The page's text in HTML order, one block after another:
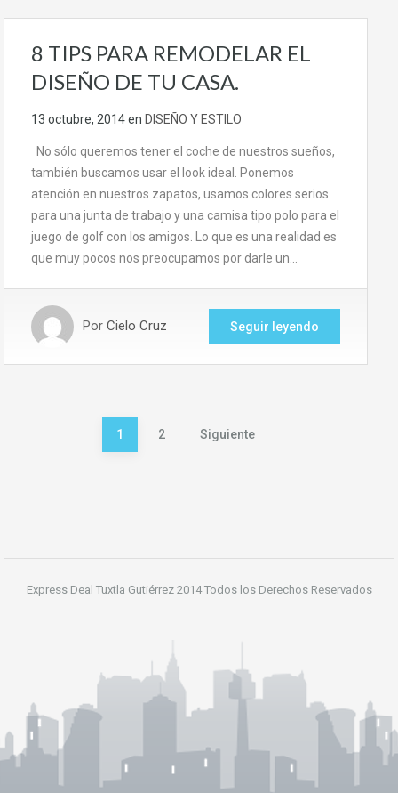
8 TIPS PARA REMODELAR EL
DISEÑO DE TU CASA.
13 octubre, 2014en DISEÑO Y ESTILO
No sólo queremos tener el coche de nuestros sueños,
también buscamos usar el look ideal. Ponemos
atención en nuestros zapatos, usamos colores serios
para una junta de trabajo y una camisa tipo polo para el
juego de golf con los amigos. Lo que es una realidad es
que muy pocos nos preocupamos por darle un…
Por Cielo Cruz Seguir leyendo
Paginación
1 2 Siguiente
Express Deal Tuxtla Gutiérrez 2014 Todos los Derechos Reservados